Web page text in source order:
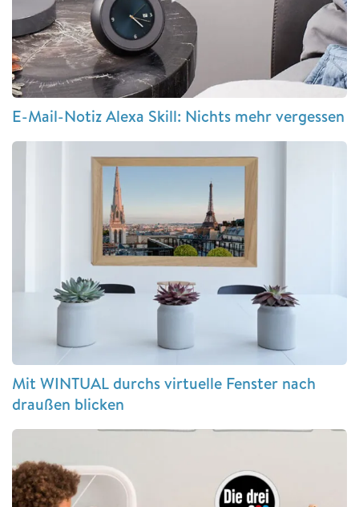
E-Mail-Notiz Alexa Skill: Nichts mehr vergessen
Mit WINTUAL durchs virtuelle Fenster nach
draußen blicken